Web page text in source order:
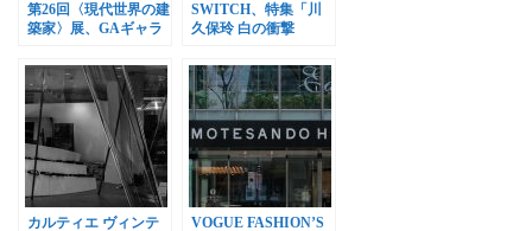
第26回〈現代世界の建
築家〉展、GAギャラ
SWITCH、特集「川
久保玲 白の衝撃
GARCONS HOMME
PLUS」
カルティエ ヴィンテ
VOGUE FASHION’S